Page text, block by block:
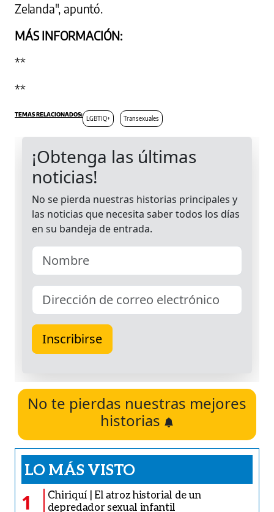
Zelanda", apuntó.
MÁS INFORMACIÓN:
**
**
LGBTIQ+ Transexuales
No te pierdas nuestras mejores
historias
LO MÁS VISTO
1
Chiriquí | El atroz historial de un
depredador sexual infantil